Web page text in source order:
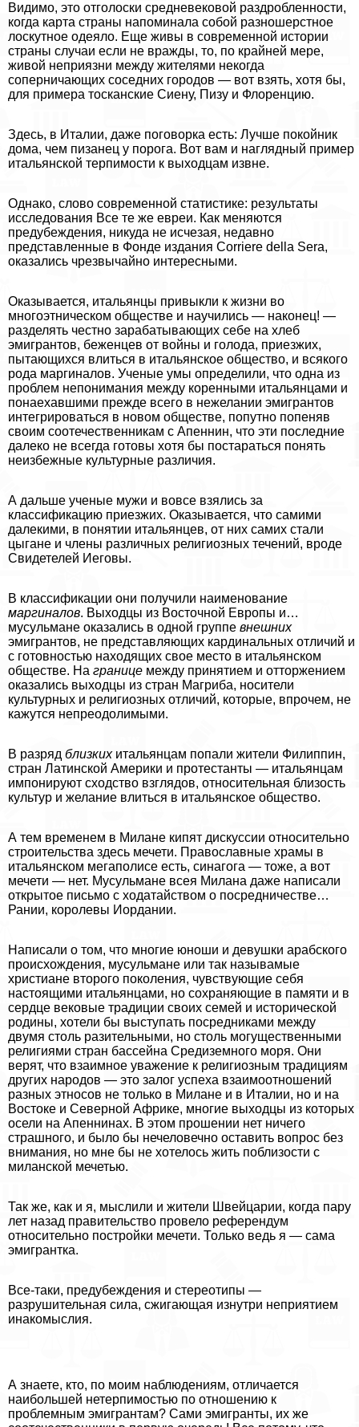
Видимо, это отголоски средневековой раздробленности,
когда карта страны напоминала собой разношерстное
лоскутное одеяло. Еще живы в современной истории
страны случаи если не вражды, то, по крайней мере,
живой неприязни между жителями некогда
соперничающих соседних городов — вот взять, хотя бы,
для примера тосканские Сиену, Пизу и Флоренцию.
Здесь, в Италии, даже поговорка есть: Лучше покойник
дома, чем пизанец у порога. Вот вам и наглядный пример
итальянской терпимости к выходцам извне.
Однако, слово современной статистике: результаты
исследования Все те же евреи. Как меняются
предубеждения, никуда не исчезая, недавно
представленные в Фонде издания Corriere della Sera,
оказались чрезвычайно интересными.
Оказывается, итальянцы привыкли к жизни во
многоэтническом обществе и научились — наконец! —
разделять честно заpaбатывающих себе на хлеб
эмигрантов, беженцев от войны и голода, приезжих,
пытающихся влиться в итальянское общество, и всякого
рода маргиналов. Ученые умы определили, что одна из
проблем непонимания между коренными итальянцами и
понаехавшими прежде всего в нежелании эмигрантов
интегрироваться в новом обществе, попутно попеняв
своим соотечественникам с Апеннин, что эти последние
далеко не всегда готовы хотя бы постараться понять
неизбежные культурные различия.
А дальше ученые мужи и вовсе взялись за
классификацию приезжих. Оказывается, что самими
далекими, в понятии итальянцев, от них самих стали
цыгане и члeны различных религиозных течений, вроде
Свидетелей Иеговы.
В классификации они получили наименование
маргиналов. Выходцы из Восточной Европы и…
мусульмане оказались в одной группе внешних
эмигрантов, не представляющих кардинальных отличий и
с готовностью находящих свое место в итальянском
обществе. На границе между принятием и отторжением
оказались выходцы из стран Магриба, носители
культурных и религиозных отличий, которые, впрочем, не
кажутся непреодолимыми.
В разряд близкихитальянцам попали жители Филиппин,
стран Латинской Америки и протестанты — итальянцам
импонируют сходство взглядов, относительная близость
культур и желание влиться в итальянское общество.
А тем временем в Милане кипят дискуссии относительно
строительства здесь мечети. Православные храмы в
итальянском мегаполисе есть, синагога — тоже, а вот
мечети — нет. Мусульмане всея Милана даже написали
открытое письмо с ходатайством о посредничестве…
Рании, королевы Иордании.
Написали о том, что многие юноши и дeвyшки арабского
происхождения, мусульмане или так называмые
христиане второго поколения, чувствующие себя
настоящими итальянцами, но сохраняющие в памяти и в
сердце вековые традиции своих семей и исторической
родины, хотели бы выступать посредниками между
двумя столь разительными, но столь могущественными
религиями стран бассейна Средиземного моря. Они
верят, что взаимное уважение к религиозным традициям
других народов — это залог успеха взаимоотношений
разных этносов не только в Милане и в Италии, но и на
Востоке и Северной Африке, многие выходцы из которых
осели на Апеннинах. В этом прошении нет ничего
страшного, и было бы нечеловечно оставить вопрос без
внимания, но мне бы не хотелось жить поблизости с
миланской мечетью.
Так же, как и я, мыслили и жители Швейцарии, когда пару
лет назад правительство провело референдум
относительно постройки мечети. Только ведь я — сама
эмигрантка.
Все-таки, предубеждения и стереотипы —
разрушительная сила, сжигающая изнутри неприятием
инакомыслия.
А знаете, кто, по моим наблюдениям, отличается
наибольшей нетерпимостью по отношению к
проблемным эмигрантам? Сами эмигранты, их же